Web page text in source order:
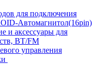
для подключения
Автомагнитол(16pin)
и аксессуары для
BT/FM
управления